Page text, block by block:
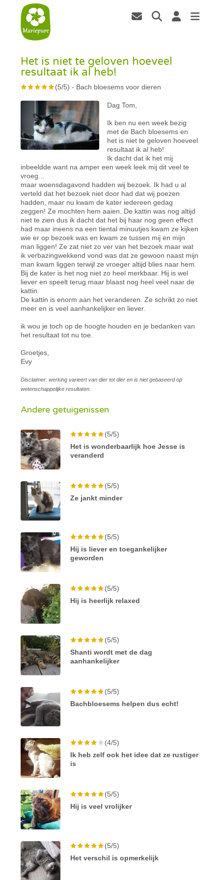
Het is niet te geloven hoeveel
resultaat ik al heb!
(5/5)- Bach bloesems voor dieren
Dag Tom,
Ik ben nu een week bezig
met de Bach bloesems en
het is niet te geloven hoeveel
resultaat ik al heb!
Ik dacht dat ik het mij
inbeeldde want na amper een week leek mij dit veel te
vroeg...
maar woensdagavond hadden wij bezoek. Ik had u al
verteld dat het bezoek niet door had dat wij poezen
hadden, maar nu kwam de kater iedereen gedag
zeggen! Ze mochten hem aaien. De kattin was nog altijd
niet te zien dus ik dacht dat het bij haar nog geen effect
had maar ineens na een tiental minuutjes kwam ze kijken
wie er op bezoek was en kwam ze tussen mij en mijn
man liggen! Ze zat niet zo ver van het bezoek maar wat
ik verbazingwekkend vond was dat ze gewoon naast mijn
man kwam liggen terwijl ze vroeger altijd blies naar hem.
Bij de kater is het nog niet zo heel merkbaar. Hij is wel
liever en speelt terug maar blaast nog heel veel naar de
kattin.
De kattin is enorm aan het veranderen. Ze schrikt zo niet
meer en is veel aanhankelijker en liever.
ik wou je toch op de hoogte houden en je bedanken van
het resultaat tot nu toe.
Groetjes,
Evy
Disclaimer: werking varieert van dier tot dier en is niet gebaseerd op
wetenschappelijke resultaten.
Andere getuigenissen
(5/5)
Het is wonderbaarlijk hoe Jesse is
veranderd
(5/5)
Ze jankt minder
(5/5)
Hij is liever en toegankelijker
geworden
(5/5)
Hij is heerlijk relaxed
(5/5)
Shanti wordt met de dag
aanhankelijker
(5/5)
Bachbloesems helpen dus echt!
(4/5)
Ik heb zelf ook het idee dat ze rustiger
is
(5/5)
Hij is veel vrolijker
(5/5)
Het verschil is opmerkelijk